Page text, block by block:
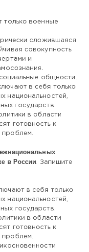
только военные
сложившаяся
совокупность
и
общности.
в себя только
национальностей,
государств.
в области
готовность к
в России
. Запишите
в себя только
национальностей,
государств.
в области
готовность к